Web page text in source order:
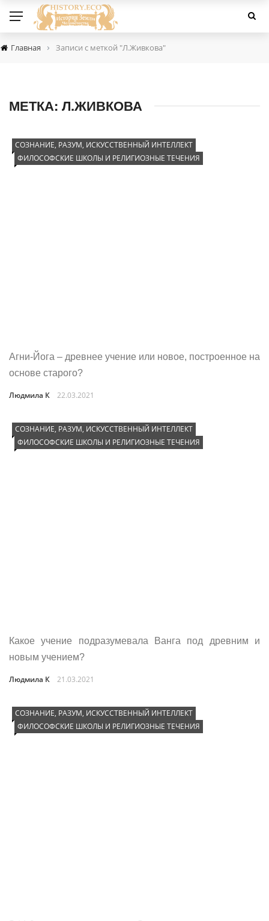
Главная › Записи с меткой "Л.Живкова"
МЕТКА: Л.ЖИВКОВА
СОЗНАНИЕ, РАЗУМ, ИСКУССТВЕННЫЙ ИНТЕЛЛЕКТ
ФИЛОСОФСКИЕ ШКОЛЫ И РЕЛИГИОЗНЫЕ ТЕЧЕНИЯ
Агни-Йога – древнее учение или новое, построенное на
основе старого?
Людмила К 22.03.2021
СОЗНАНИЕ, РАЗУМ, ИСКУССТВЕННЫЙ ИНТЕЛЛЕКТ
ФИЛОСОФСКИЕ ШКОЛЫ И РЕЛИГИОЗНЫЕ ТЕЧЕНИЯ
Какое учение подразумевала Ванга под древним и
новым учением?
Людмила К 21.03.2021
СОЗНАНИЕ, РАЗУМ, ИСКУССТВЕННЫЙ ИНТЕЛЛЕКТ
ФИЛОСОФСКИЕ ШКОЛЫ И РЕЛИГИОЗНЫЕ ТЕЧЕНИЯ